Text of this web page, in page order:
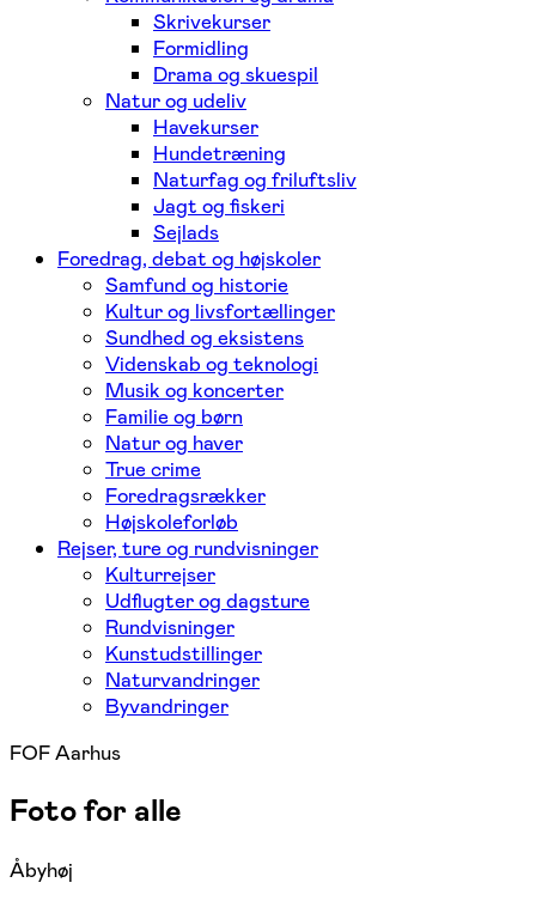
Skrivekurser
Formidling
Drama og skuespil
Natur og udeliv
Havekurser
Hundetræning
Naturfag og friluftsliv
Jagt og fiskeri
Sejlads
Foredrag, debat og højskoler
Samfund og historie
Kultur og livsfortællinger
Sundhed og eksistens
Videnskab og teknologi
Musik og koncerter
Familie og børn
Natur og haver
True crime
Foredragsrækker
Højskoleforløb
Rejser, ture og rundvisninger
Kulturrejser
Udflugter og dagsture
Rundvisninger
Kunstudstillinger
Naturvandringer
Byvandringer
FOF Aarhus
Foto for alle
Åbyhøj